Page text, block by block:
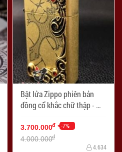
Bật lửa Zippo phiên bản
đồng cổ khắc chữ thập - Mã
SP: ZPC0457-S
3.700.000đ -7%
4.000.000đ
4.634